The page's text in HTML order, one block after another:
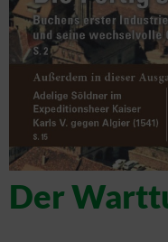
Der